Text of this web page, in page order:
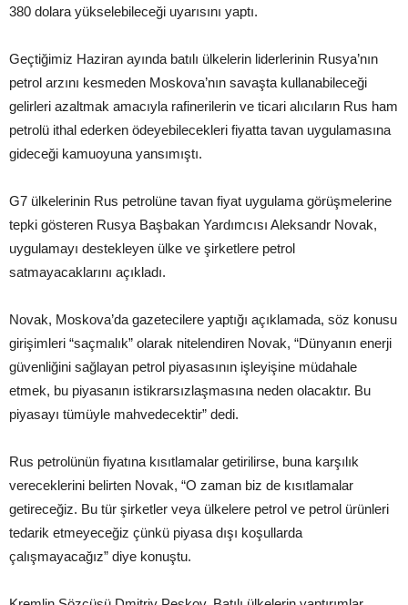
380 dolara yükselebileceği uyarısını yaptı.
Geçtiğimiz Haziran ayında batılı ülkelerin liderlerinin Rusya’nın
petrol arzını kesmeden Moskova’nın savaşta kullanabileceği
gelirleri azaltmak amacıyla rafinerilerin ve ticari alıcıların Rus ham
petrolü ithal ederken ödeyebilecekleri fiyatta tavan uygulamasına
gideceği kamuoyuna yansımıştı.
G7 ülkelerinin Rus petrolüne tavan fiyat uygulama görüşmelerine
tepki gösteren Rusya Başbakan Yardımcısı Aleksandr Novak,
uygulamayı destekleyen ülke ve şirketlere petrol
satmayacaklarını açıkladı.
Novak, Moskova’da gazetecilere yaptığı açıklamada, söz konusu
girişimleri “saçmalık” olarak nitelendiren Novak, “Dünyanın enerji
güvenliğini sağlayan petrol piyasasının işleyişine müdahale
etmek, bu piyasanın istikrarsızlaşmasına neden olacaktır. Bu
piyasayı tümüyle mahvedecektir” dedi.
Rus petrolünün fiyatına kısıtlamalar getirilirse, buna karşılık
vereceklerini belirten Novak, “O zaman biz de kısıtlamalar
getireceğiz. Bu tür şirketler veya ülkelere petrol ve petrol ürünleri
tedarik etmeyeceğiz çünkü piyasa dışı koşullarda
çalışmayacağız” diye konuştu.